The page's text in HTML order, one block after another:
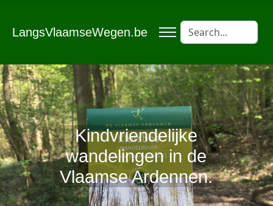
LangsVlaamseWegen.be
Kindvriendelijke
wandelingen in de
Vlaamse Ardennen.